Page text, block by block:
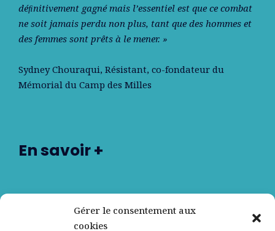
Gérer le consentement aux
cookies
déﬁnitivement gagné mais l’essentiel est que ce combat
ne soit jamais perdu non plus, tant que des hommes et
des femmes sont prêts à le mener. »
Sydney Chouraqui, Résistant, co-fondateur du
Mémorial du Camp des Milles
En savoir +